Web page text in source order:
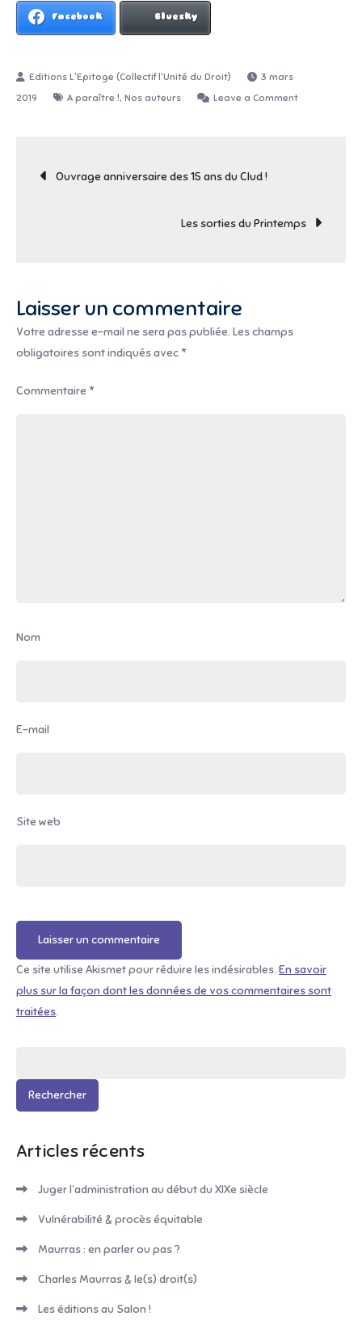
Facebook Bluesky
3 mars
2019
A paraître !, Nos auteurs Leave a Commenton
mars
Navigation
Ouvrage anniversaire des 15 ans du Clud !
Les sorties du Printemps
Laisser un commentaire
Votre adresse e-mail ne sera pas publiée. Les champs
obligatoires sont indiqués avec *
Commentaire *
Nom
E-mail
Site web
Ce site utilise Akismet pour réduire les indésirables. En savoir
plus sur la façon dont les données de vos commentaires sont
traitées.
Articles récents
Juger l’administration au début du XIXe siècle
Vulnérabilité & procès équitable
Maurras : en parler ou pas ?
Charles Maurras & le(s) droit(s)
Les éditions au Salon !